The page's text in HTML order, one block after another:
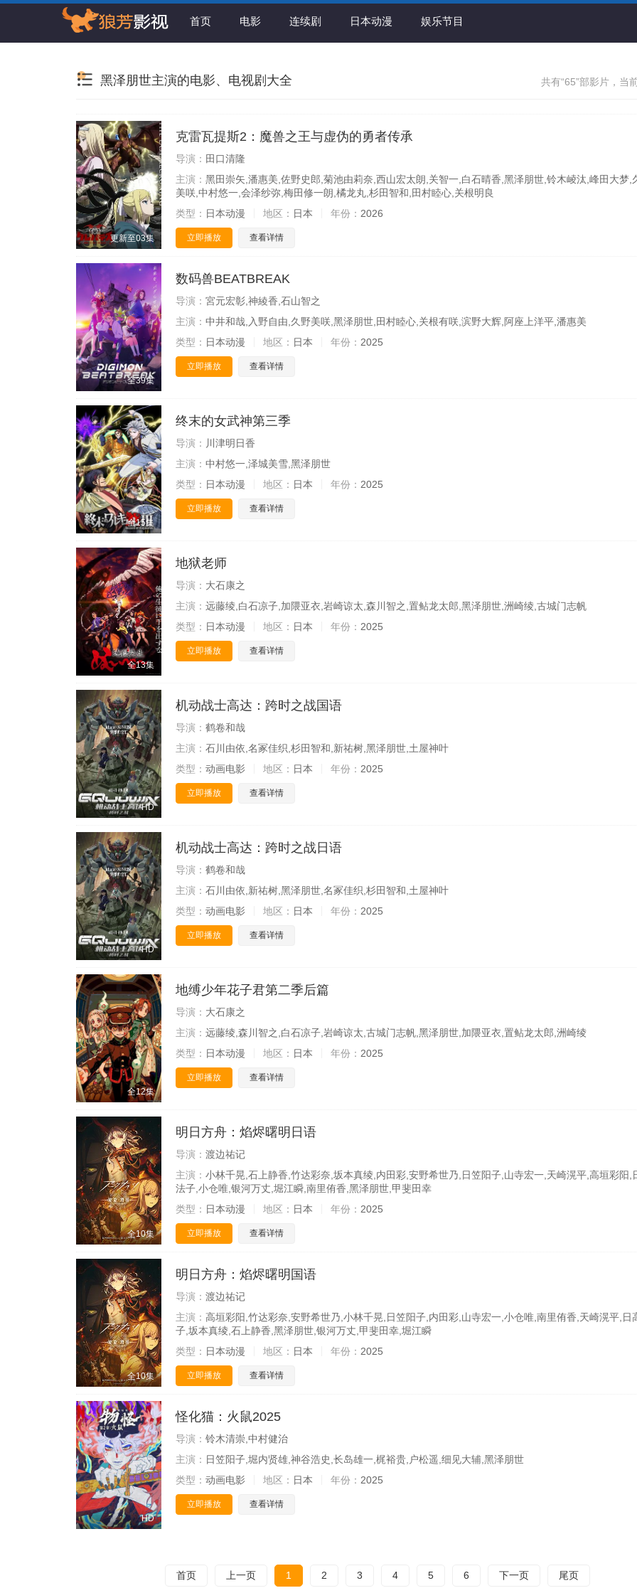
首页 电影 连续剧 日本动漫 娱乐节目
共有“65”部影片，当
黑泽朋世主演的电影、电视剧大全
更新至03集
克雷瓦提斯2：魔兽之王与虚伪的勇者传承
导演： 田口清隆
主演： 黑田崇矢,潘惠美,佐野史郎,菊池由莉奈,西山宏太朗,关智一,白石晴香,黑泽朋世,铃木崚汰,峰田大梦,
美咲,中村悠一,会泽纱弥,梅田修一朗,橘龙丸,杉田智和,田村睦心,关根明良
类型： 日本动漫 地区： 日本 年份： 2026
立即播放 查看详情
全39集
数码兽BEATBREAK
导演： 宮元宏彰,神綾香,石山智之
主演： 中井和哉,入野自由,久野美咲,黑泽朋世,田村睦心,关根有咲,滨野大辉,阿座上洋平,潘惠美
类型： 日本动漫 地区： 日本 年份： 2025
立即播放 查看详情
全15集
终末的女武神第三季
导演： 川津明日香
主演： 中村悠一,泽城美雪,黑泽朋世
类型： 日本动漫 地区： 日本 年份： 2025
立即播放 查看详情
全13集
地狱老师
导演： 大石康之
主演： 远藤绫,白石凉子,加隈亚衣,岩崎谅太,森川智之,置鲇龙太郎,黑泽朋世,洲崎绫,古城门志帆
类型： 日本动漫 地区： 日本 年份： 2025
立即播放 查看详情
HD
机动战士高达：跨时之战国语
导演： 鹤卷和哉
主演： 石川由依,名冢佳织,杉田智和,新祐树,黑泽朋世,土屋神叶
类型： 动画电影 地区： 日本 年份： 2025
立即播放 查看详情
HD
机动战士高达：跨时之战日语
导演： 鹤卷和哉
主演： 石川由依,新祐树,黑泽朋世,名冢佳织,杉田智和,土屋神叶
类型： 动画电影 地区： 日本 年份： 2025
立即播放 查看详情
全12集
地缚少年花子君第二季后篇
导演： 大石康之
主演： 远藤绫,森川智之,白石凉子,岩崎谅太,古城门志帆,黑泽朋世,加隈亚衣,置鲇龙太郎,洲崎绫
类型： 日本动漫 地区： 日本 年份： 2025
立即播放 查看详情
全10集
明日方舟：焰烬曙明日语
导演： 渡边祐记
主演： 小林千晃,石上静香,竹达彩奈,坂本真绫,内田彩,安野希世乃,日笠阳子,山寺宏一,天崎滉平,高垣彩阳,
法子,小仓唯,银河万丈,堀江瞬,南里侑香,黑泽朋世,甲斐田幸
类型： 日本动漫 地区： 日本 年份： 2025
立即播放 查看详情
全10集
明日方舟：焰烬曙明国语
导演： 渡边祐记
主演： 高垣彩阳,竹达彩奈,安野希世乃,小林千晃,日笠阳子,内田彩,山寺宏一,小仓唯,南里侑香,天崎滉平,日
子,坂本真绫,石上静香,黑泽朋世,银河万丈,甲斐田幸,堀江瞬
类型： 日本动漫 地区： 日本 年份： 2025
立即播放 查看详情
HD
怪化猫：火鼠2025
导演： 铃木清崇,中村健治
主演： 日笠阳子,堀内贤雄,神谷浩史,长岛雄一,梶裕贵,户松遥,细见大辅,黑泽朋世
类型： 动画电影 地区： 日本 年份： 2025
立即播放 查看详情
首页 上一页 1 2 3 4 5 6 下一页 尾页